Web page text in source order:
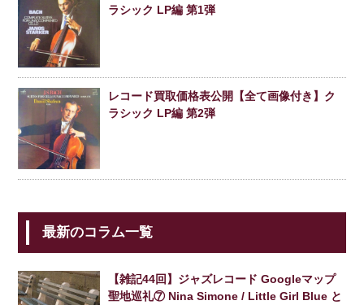
ラシック LP編 第1弾
レコード買取価格表公開【全て画像付き】ク
ラシック LP編 第2弾
最新のコラム一覧
【雑記44回】ジャズレコード Googleマップ
聖地巡礼⑦ Nina Simone / Little Girl Blue と